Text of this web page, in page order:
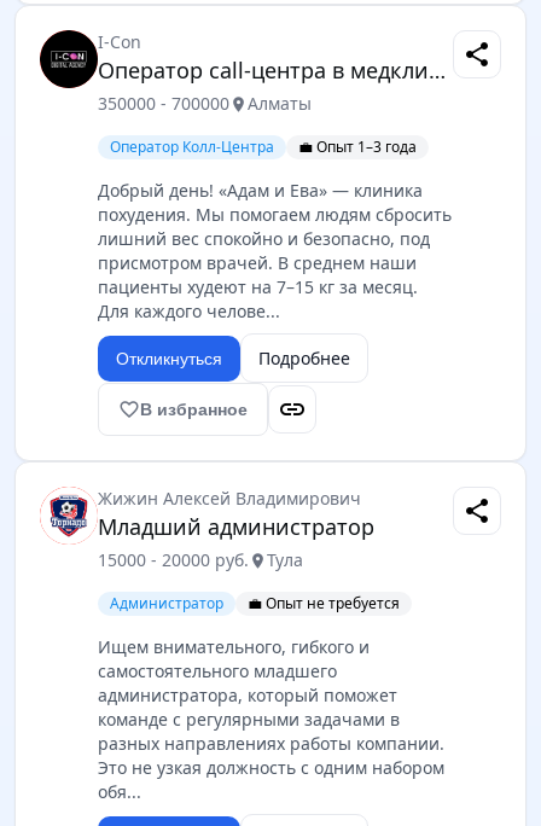
I-Con
Оператор call-центра в медклинику
350000 - 700000 location_on Алматы
Оператор Колл-Центра 💼 Опыт 1–3 года
Добрый день! «Адам и Ева» — клиника
похудения. Мы помогаем людям сбросить
лишний вес спокойно и безопасно, под
присмотром врачей. В среднем наши
пациенты худеют на 7–15 кг за месяц.
Для каждого челове...
Откликнуться Подробнее
favorite_borderВ избранное link
share
Жижин Алексей Владимирович
Младший администратор
15000 - 20000 руб. location_on Тула
Администратор 💼 Опыт не требуется
Ищем внимательного, гибкого и
самостоятельного младшего
администратора, который поможет
команде с регулярными задачами в
разных направлениях работы компании.
Это не узкая должность с одним набором
обя...
share